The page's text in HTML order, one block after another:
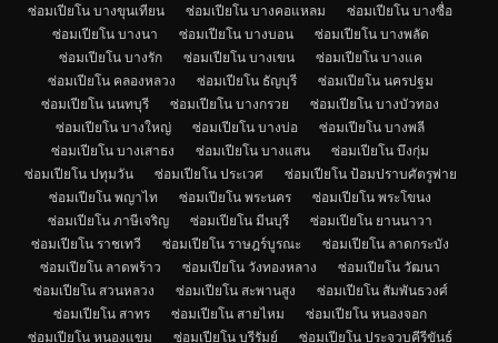
ซ่อมเปียโน บางขุนเทียน
ซ่อมเปียโน บางคอแหลม
ซ่อมเปียโน บางซื่อ
ซ่อมเปียโน บางนา
ซ่อมเปียโน บางบอน
ซ่อมเปียโน บางพลัด
ซ่อมเปียโน บางรัก
ซ่อมเปียโน บางเขน
ซ่อมเปียโน บางแค
ซ่อมเปียโน คลองหลวง
ซ่อมเปียโน ธัญบุรี
ซ่อมเปียโน นครปฐม
ซ่อมเปียโน นนทบุรี
ซ่อมเปียโน บางกรวย
ซ่อมเปียโน บางบัวทอง
ซ่อมเปียโน บางใหญ่
ซ่อมเปียโน บางบ่อ
ซ่อมเปียโน บางพลี
ซ่อมเปียโน บางเสาธง
ซ่อมเปียโน บางแสน
ซ่อมเปียโน บึงกุ่ม
ซ่อมเปียโน ปทุมวัน
ซ่อมเปียโน ประเวศ
ซ่อมเปียโน ป้อมปราบศัตรูพ่าย
ซ่อมเปียโน พญาไท
ซ่อมเปียโน พระนคร
ซ่อมเปียโน พระโขนง
ซ่อมเปียโน ภาษีเจริญ
ซ่อมเปียโน มีนบุรี
ซ่อมเปียโน ยานนาวา
ซ่อมเปียโน ราชเทวี
ซ่อมเปียโน ราษฎร์บูรณะ
ซ่อมเปียโน ลาดกระบัง
ซ่อมเปียโน ลาดพร้าว
ซ่อมเปียโน วังทองหลาง
ซ่อมเปียโน วัฒนา
ซ่อมเปียโน สวนหลวง
ซ่อมเปียโน สะพานสูง
ซ่อมเปียโน สัมพันธวงศ์
ซ่อมเปียโน สาทร
ซ่อมเปียโน สายไหม
ซ่อมเปียโน หนองจอก
ซ่อมเปียโน หนองแขม
ซ่อมเปียโน บุรีรัมย์ ซ่อมเปียโน ประจวบคีรีขันธ์